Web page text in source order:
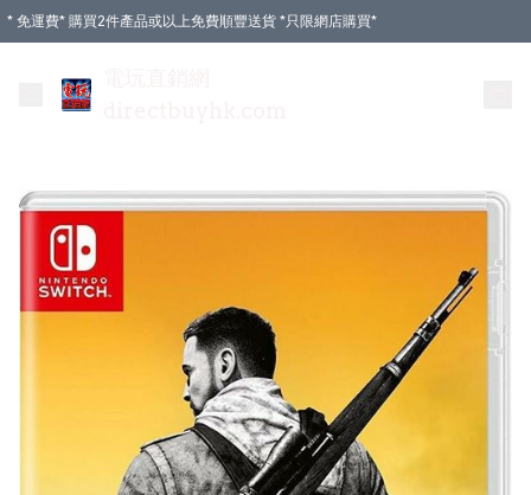
* 免運費* 購買2件產品或以上免費順豐送貨 *只限網店購買*